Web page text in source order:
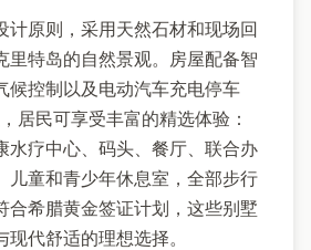
计原则，采用天然石材和现场回
里特岛的自然景观。房屋配备智
候控制以及电动汽车充电停车
居民可享受丰富的精选体验：
水疗中心、码头、餐厅、联合办
儿童和青少年休息室，全部步行
合希腊黄金签证计划，这些别墅
代舒适的理想选择。